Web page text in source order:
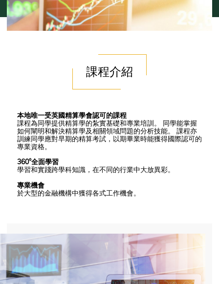
課程介紹
本地唯一受英國精算學會認可的課程
課程為同學提供精算學的紮實基礎和專業培訓。 同學能掌握
如何闡明和解決精算學及相關領域問題的分析技能。 課程亦
訓練同學應對早期的精算考試，以期畢業時能獲得國際認可的
專業資格。
360°全面學習
學習和實踐跨學科知識，在不同的行業中大放異彩。
專業機會
於大型的金融機構中獲得各式工作機會。